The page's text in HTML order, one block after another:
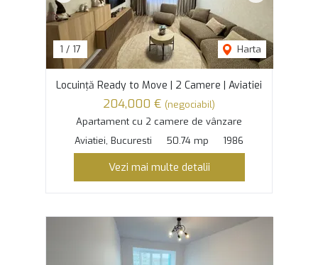
1 / 17 Harta
Locuință Ready to Move | 2 Camere | Aviatiei
204,000 € (negociabil)
Apartament cu 2 camere de vânzare
Aviatiei, Bucuresti
50.74 mp 1986
Vezi mai multe detalii